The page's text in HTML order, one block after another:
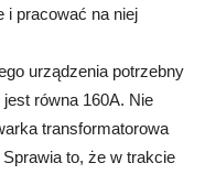
i pracować na niej
urządzenia potrzebny
równa 160A. Nie
transformatorowa
to, że w trakcie